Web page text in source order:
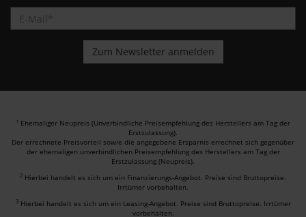
1 Ehemaliger Neupreis (Unverbindliche Preisempfehlung des Herstellers am Tag der
Erstzulassung).
Der errechnete Preisvorteil sowie die angegebene Ersparnis errechnet sich gegenüber
der ehemaligen unverbindlichen Preisempfehlung des Herstellers am Tag der
Erstzulassung (Neupreis).
2 Hierbei handelt es sich um ein Finanzierungs-Angebot. Preise sind Bruttopreise.
Irrtümer vorbehalten.
3 Hierbei handelt es sich um ein Leasing-Angebot. Preise sind Bruttopreise. Irrtümer
vorbehalten.